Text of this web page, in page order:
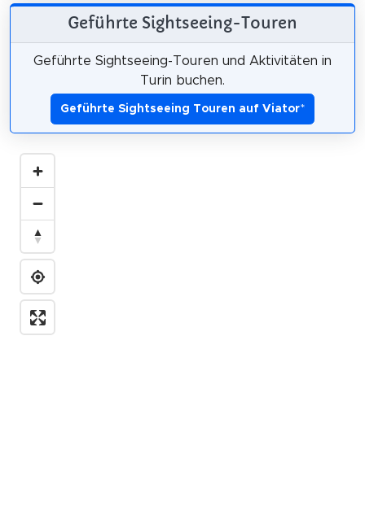
Geführte Sightseeing-Touren
Geführte Sightseeing-Touren und Aktivitäten in
Turin buchen.
Geführte Sightseeing Touren auf Viator*